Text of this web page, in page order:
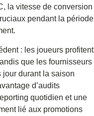
la vitesse de conversion
pendant la période
: les joueurs profitent
que les fournisseurs
durant la saison
d’audits
quotidien et une
lié aux promotions